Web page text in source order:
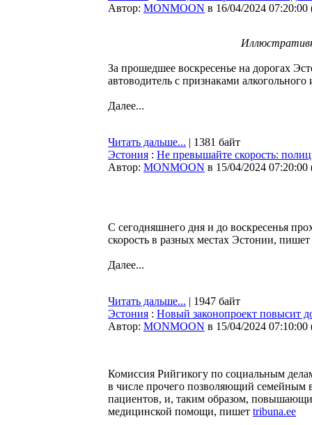
Автор: MONMOON в 16/04/2024 07:20:00
За прошедшее воскресенье на дорогах
автоводитель с признаками
Далее...
Читать дальше... | 1381 байт
Эстония : Не превышайте скорость:
Автор: MONMOON в 15/04/2024 07:20:00
С сегодняшнего дня и до воскресенья
скорость в разных местах Эстонии, пишет
Далее...
Читать дальше... | 1947 байт
Эстония : Новый законопроект повысит
Автор: MONMOON в 15/04/2024 07:10:00
Комиссия Рийгикогу по социальным
в числе прочего позволяющий семейным
пациентов, и, таким образом,
медицинской помощи, пишет tribuna.ee